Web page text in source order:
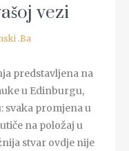
vezi
.Ba
predstavljena na
u Edinburgu,
svaka promjena u
na položaj u
stvar ovdje nije